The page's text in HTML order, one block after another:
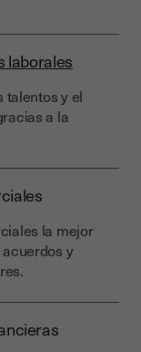
laborales
talentos y el
a la
la mejor
y